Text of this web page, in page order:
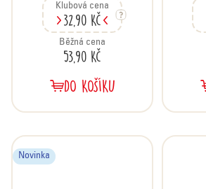
Klubová cena
32,90 Kč
Běžná cena
53,90 Kč
DO KOŠÍKU
Novinka